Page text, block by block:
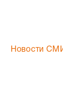
Новости